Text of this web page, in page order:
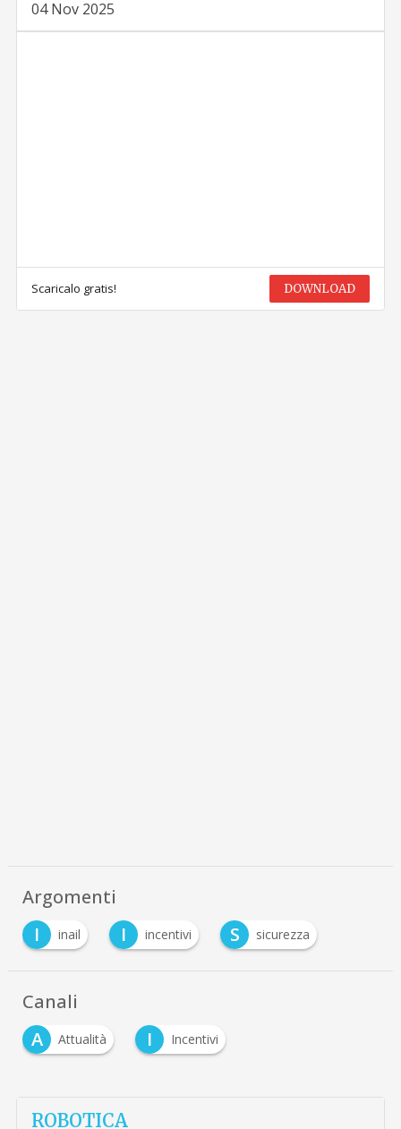
04 Nov 2025
Scaricalo gratis! DOWNLOAD
Argomenti
I
inail I incentivi S sicurezza
Canali
A
Attualità I Incentivi
ROBOTICA